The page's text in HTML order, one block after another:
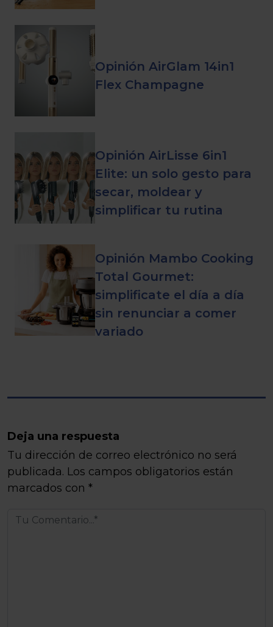
Opinión AirGlam 14in1
Flex Champagne
Opinión AirLisse 6in1
Elite: un solo gesto para
secar, moldear y
simplificar tu rutina
Opinión Mambo Cooking
Total Gourmet:
simplificate el día a día
sin renunciar a comer
variado
Deja una respuesta
Tu dirección de correo electrónico no será
publicada. Los campos obligatorios están
marcados con *